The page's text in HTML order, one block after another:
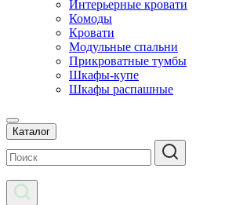
Интерьерные кровати
Комоды
Кровати
Модульные спальни
Прикроватные тумбы
Шкафы-купе
Шкафы распашные
Каталог